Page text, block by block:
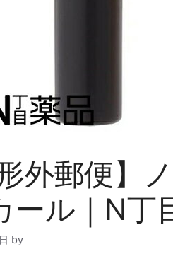
形外郵便】
ール｜N丁
by